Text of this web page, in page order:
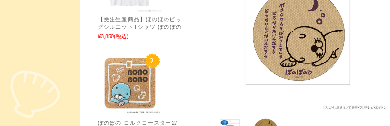
【受注生産商品】ぼのぼのビッ
グシルエットTシャツ ぼのぼの
¥3,850(税込)
ぼのぼの コルクコースター2/